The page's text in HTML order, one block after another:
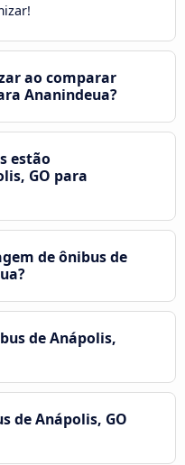
ao comparar
Ananindeua?
estão
GO para
de ônibus de
de Anápolis,
de Anápolis, GO